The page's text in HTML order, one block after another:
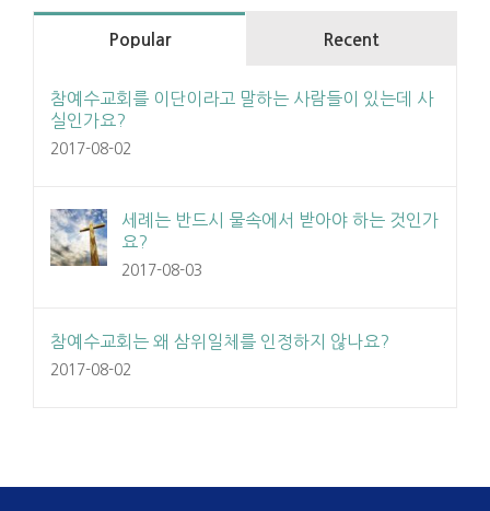
Popular Recent
참예수교회를 이단이라고 말하는 사람들이 있는데 사
실인가요?
2017-08-02
세례는 반드시 물속에서 받아야 하는 것인가
요?
2017-08-03
참예수교회는 왜 삼위일체를 인정하지 않나요?
2017-08-02